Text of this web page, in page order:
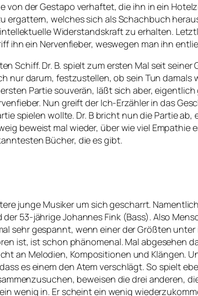
von der Gestapo verhaftet, die ihn in ein
ergattern, welches sich als Schachbuch
Widerstandskraft zu erhalten.
ihn ein Nervenfieber, weswegen man ihn
Schiff. Dr. B. spielt zum ersten Mal seit
nur darum, festzustellen, ob sein Tun damals
Partie souverän, läßt sich aber,
Nun greift der Ich-Erzähler in das
spielen wollte. Dr. B bricht nun die Partie
beweist mal wieder, über wie viel Empathie
Bücher, die es gibt.
junge Musiker um sich gescharrt.
53-jährige Johannes Fink (Bass). Also
sehr gespannt, wenn einer der Größten
ist, ist schon phänomenal. Mal abgesehen
an Melodien, Kompositionen und Klängen.
es einem den Atem verschlägt. So spielt
beweisen die drei anderen,
wenig in. Er scheint ein wenig